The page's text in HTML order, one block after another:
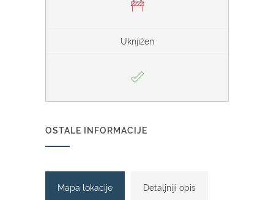
Uknjižen
OSTALE INFORMACIJE
Mapa lokacije Detaljniji opis